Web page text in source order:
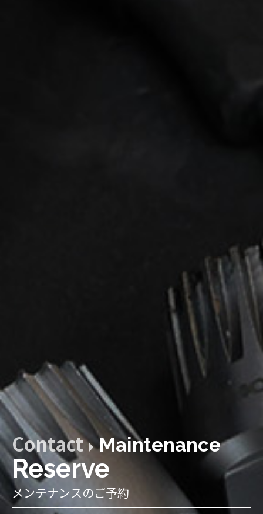
Contact Maintenance
Reserve
メンテナンスのご予約